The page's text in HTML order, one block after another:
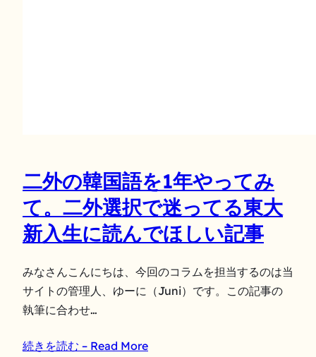
二外の韓国語を1年やってみ
て。二外選択で迷ってる東大
新入生に読んでほしい記事
みなさんこんにちは、今回のコラムを担当するのは当
サイトの管理人、ゆーに（Juni）です。この記事の
執筆に合わせ…
続きを読む – Read More